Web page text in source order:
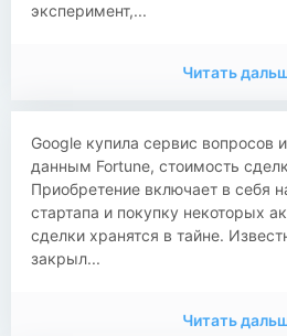
эксперимент,...
Читать
​​Google купила сервис вопросов
данным Fortune, стоимость
Приобретение включает в себя
стартапа и покупку некоторых
сделки хранятся в тайне.
закрыл...
Читать